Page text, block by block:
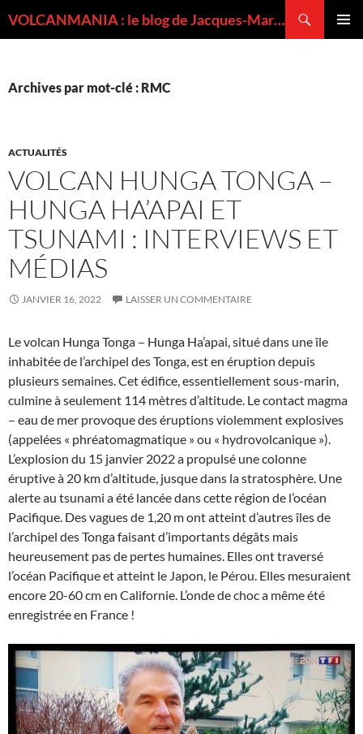
VOLCANMANIA : le blog de Jacques-Marie BARDINTZEFF, volcanologue
Archives par mot-clé : RMC
ACTUALITÉS
VOLCAN HUNGA TONGA –
HUNGA HA’APAI ET
TSUNAMI : INTERVIEWS ET
MÉDIAS
JANVIER 16, 2022 LAISSER UN COMMENTAIRE
Le volcan Hunga Tonga – Hunga Ha’apai, situé dans une île
inhabitée de l’archipel des Tonga, est en éruption depuis
plusieurs semaines. Cet édifice, essentiellement sous-marin,
culmine à seulement 114 mètres d’altitude. Le contact magma
– eau de mer provoque des éruptions violemment explosives
(appelées « phréatomagmatique » ou « hydrovolcanique »).
L’explosion du 15 janvier 2022 a propulsé une colonne
éruptive à 20 km d’altitude, jusque dans la stratosphère. Une
alerte au tsunami a été lancée dans cette région de l’océan
Pacifique. Des vagues de 1,20 m ont atteint d’autres îles de
l’archipel des Tonga faisant d’importants dégâts mais
heureusement pas de pertes humaines. Elles ont traversé
l’océan Pacifique et atteint le Japon, le Pérou. Elles mesuraient
encore 20-60 cm en Californie. L’onde de choc a même été
enregistrée en France !